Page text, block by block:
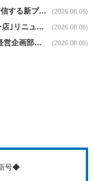
ファミマnews｜こども食堂の｢今｣を社会へ発信する新プロジェクト始動 (2026.08.06)
OICグループnews｜8/16｢ロピア港北インター店｣リニューアル/食品売場拡大 (2026.08.06)
コスモス薬品news｜8/28付役員人事､竹森基経営企画部長が取締役昇格 (2026.08.06)
号◆